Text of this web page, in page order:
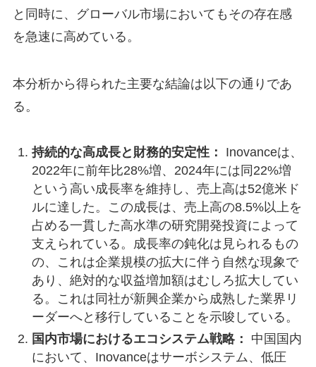
と同時に、グローバル市場においてもその存在感
を急速に高めている。
本分析から得られた主要な結論は以下の通りであ
る。
持続的な高成長と財務的安定性：
Inovanceは、
2022年に前年比28%増、2024年には同22%増
という高い成長率を維持し、売上高は52億米ド
ルに達した。この成長は、売上高の8.5%以上を
占める一貫した高水準の研究開発投資によって
支えられている。成長率の鈍化は見られるもの
の、これは企業規模の拡大に伴う自然な現象で
あり、絶対的な収益増加額はむしろ拡大してい
る。これは同社が新興企業から成熟した業界リ
ーダーへと移行していることを示唆している。
国内市場におけるエコシステム戦略：
中国国内
において、Inovanceはサーボシステム、低圧